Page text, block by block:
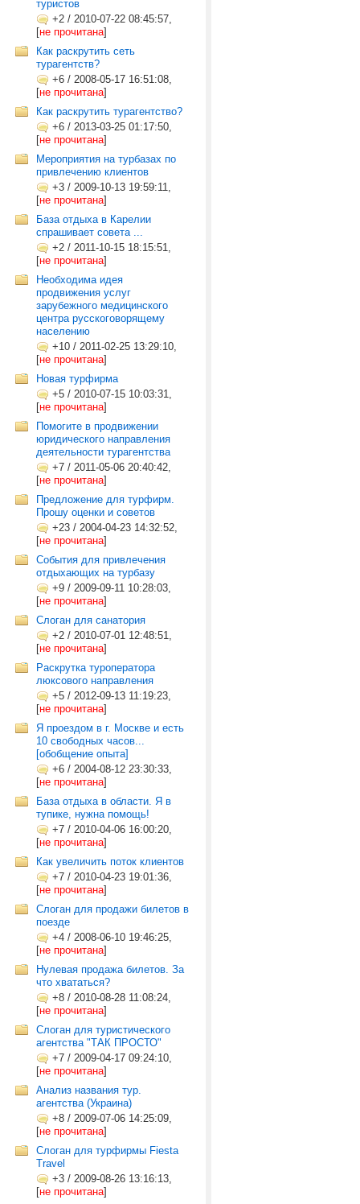
туристов
+2 / 2010-07-22 08:45:57,
[не прочитана]
Как раскрутить сеть
турагентств?
+6 / 2008-05-17 16:51:08,
[не прочитана]
Как раскрутить турагентство?
+6 / 2013-03-25 01:17:50,
[не прочитана]
Мероприятия на турбазах по
привлечению клиентов
+3 / 2009-10-13 19:59:11,
[не прочитана]
База отдыха в Карелии
спрашивает совета ...
+2 / 2011-10-15 18:15:51,
[не прочитана]
Необходима идея
продвижения услуг
зарубежного медицинского
центра русскоговорящему
населению
+10 / 2011-02-25 13:29:10,
[не прочитана]
Новая турфирма
+5 / 2010-07-15 10:03:31,
[не прочитана]
Помогите в продвижении
юридического направления
деятельности турагентства
+7 / 2011-05-06 20:40:42,
[не прочитана]
Предложение для турфирм.
Прошу оценки и советов
+23 / 2004-04-23 14:32:52,
[не прочитана]
События для привлечения
отдыхающих на турбазу
+9 / 2009-09-11 10:28:03,
[не прочитана]
Слоган для санатория
+2 / 2010-07-01 12:48:51,
[не прочитана]
Раскрутка туроператора
люксового направления
+5 / 2012-09-13 11:19:23,
[не прочитана]
Я проездом в г. Москве и есть
10 свободных часов...
[обобщение опыта]
+6 / 2004-08-12 23:30:33,
[не прочитана]
База отдыха в области. Я в
тупике, нужна помощь!
+7 / 2010-04-06 16:00:20,
[не прочитана]
Как увеличить поток клиентов
+7 / 2010-04-23 19:01:36,
[не прочитана]
Слоган для продажи билетов в
поезде
+4 / 2008-06-10 19:46:25,
[не прочитана]
Нулевая продажа билетов. За
что хвататься?
+8 / 2010-08-28 11:08:24,
[не прочитана]
Слоган для туристического
агентства "ТАК ПРОСТО"
+7 / 2009-04-17 09:24:10,
[не прочитана]
Анализ названия тур.
агентства (Украина)
+8 / 2009-07-06 14:25:09,
[не прочитана]
Слоган для турфирмы Fiesta
Travel
+3 / 2009-08-26 13:16:13,
[не прочитана]